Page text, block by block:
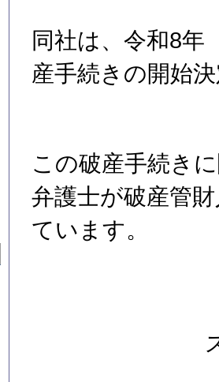
同社は、令和8年
産手続きの開始
この破産手続き
弁護士が破産管
ています。